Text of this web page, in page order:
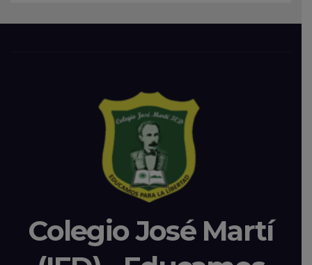
Colegio José Martí